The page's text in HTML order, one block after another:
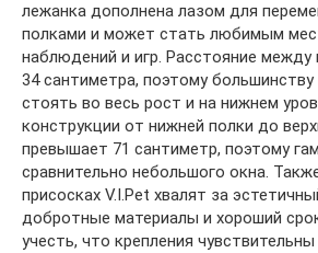
лежанка дополнена лазом для
полками и может стать любимым
наблюдений и игр. Расстояние между
34 сантиметра, поэтому
стоять во весь рост и на нижнем
конструкции от нижней полки до
превышает 71 сантиметр, поэтому
сравнительно небольшого окна.
присосках V.I.Pet хвалят за
добротные материалы и хороший
учесть, что крепления